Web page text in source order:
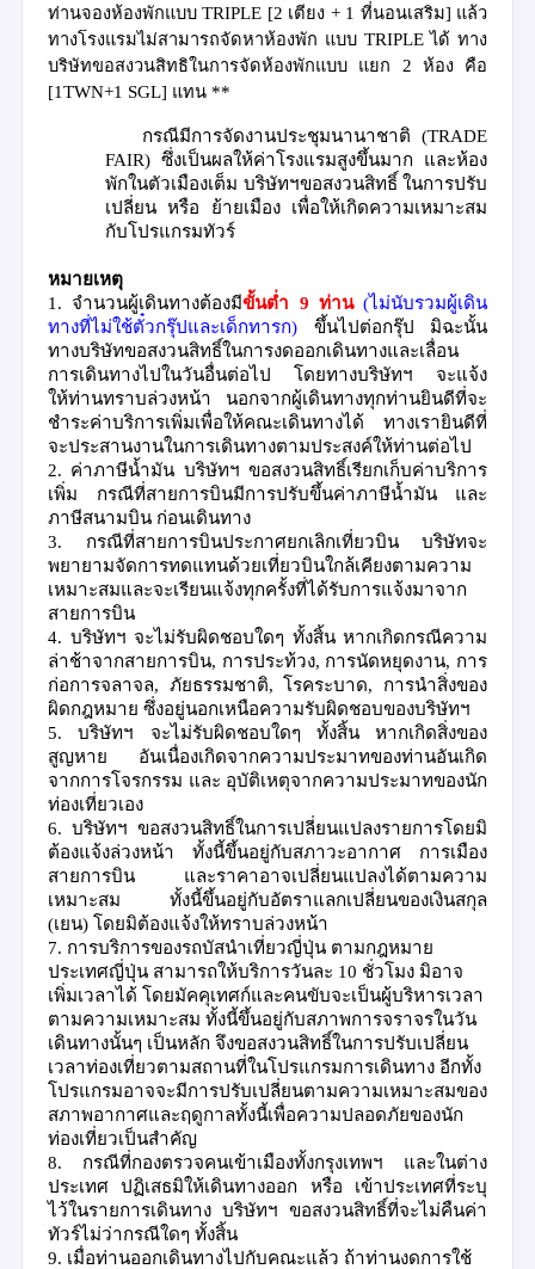
ท่านจองห้องพักแบบTRIPLE [2 เตียง + 1 ที่นอนเสริม] แล้ว
ทางโรงแรมไม่สามารถจัดหาห้องพัก แบบ TRIPLEได้ ทาง
บริษัทขอสงวนสิทธิในการจัดห้องพักแบบ แยก 2
ห้อง คือ
[1TWN+1 SGL] แทน **
กรณีมีการจัดงานประชุมนานาชาติ(TRADE
FAIR) ซึ่งเป็นผลให้ค่าโรงแรมสูงขึ้นมาก และห้อง
พักในตัวเมืองเต็ม บริษัทฯขอสงวนสิทธิ์ ในการปรับ
เปลี่ยน หรือ ย้ายเมือง เพื่อให้เกิดความเหมาะสม
กับโปรแกรมทัวร์
หมายเหตุ
1. จำนวนผู้เดินทางต้องมีขั้นต่ำ 9 ท่าน (ไม่นับรวมผู้เดิน
ทางที่ไม่ใช้ตั๋วกรุ๊ปและเด็กทารก)
ขึ้นไปต่อกรุ๊ป มิฉะนั้น
ทางบริษัทขอสงวนสิทธิ์ในการงดออกเดินทางและเลื่อน
การเดินทางไปในวันอื่นต่อไป โดยทางบริษัทฯ จะแจ้ง
ให้ท่านทราบล่วงหน้า นอกจากผู้เดินทางทุกท่านยินดีที่จะ
ชำระค่าบริการเพิ่มเพื่อให้คณะเดินทางได้ ทางเรายินดีที่
จะประสานงานในการเดินทางตามประสงค์ให้ท่านต่อไป
2. ค่าภาษีน้ำมัน บริษัทฯ ขอสงวนสิทธิ์เรียกเก็บค่าบริการ
เพิ่ม กรณีที่สายการบินมีการปรับขึ้นค่าภาษีน้ำมัน และ
ภาษีสนามบิน ก่อนเดินทาง
3. กรณีที่สายการบินประกาศยกเลิกเที่ยวบิน บริษัทจะ
พยายามจัดการทดแทนด้วยเที่ยวบินใกล้เคียงตามความ
เหมาะสมและจะเรียนแจ้งทุกครั้งที่ได้รับการแจ้งมาจาก
สายการบิน
4. บริษัทฯ จะไม่รับผิดชอบใดๆ ทั้งสิ้น หากเกิดกรณีความ
ล่าช้าจากสายการบิน, การประท้วง, การนัดหยุดงาน, การ
ก่อการจลาจล, ภัยธรรมชาติ,โรคระบาด, การนำสิ่งของ
ผิดกฎหมาย ซึ่งอยู่นอกเหนือความรับผิดชอบของบริษัทฯ
5.บริษัทฯ จะไม่รับผิดชอบใดๆ ทั้งสิ้น หากเกิดสิ่งของ
สูญหาย อันเนื่องเกิดจากความประมาทของท่านอันเกิด
จากการโจรกรรม และ อุบัติเหตุจากความประมาทของนัก
ท่องเที่ยวเอง
6. บริษัทฯ ขอสงวนสิทธิ์ในการเปลี่ยนแปลงรายการโดยมิ
ต้องแจ้งล่วงหน้า ทั้งนี้ขึ้นอยู่กับสภาวะอากาศ การเมือง
สายการบิน และราคาอาจเปลี่ยนแปลงได้ตามความ
เหมาะสม ทั้งนี้ขึ้นอยู่กับอัตราแลกเปลี่ยนของเงินสกุล
(เยน) โดยมิต้องแจ้งให้ทราบล่วงหน้า
7. การบริการของรถบัสนำเที่ยวญี่ปุ่น ตามกฎหมาย
ประเทศญี่ปุ่น สามารถให้บริการวันละ 10 ชั่วโมง มิอาจ
เพิ่มเวลาได้ โดยมัคคุเทศก์และคนขับจะเป็นผู้บริหารเวลา
ตามความเหมาะสม ทั้งนี้ขึ้นอยู่กับสภาพการจราจรในวัน
เดินทางนั้นๆ เป็นหลัก จึงขอสงวนสิทธิ์ในการปรับเปลี่ยน
เวลาท่องเที่ยวตามสถานที่ในโปรแกรมการเดินทาง อีกทั้ง
โปรแกรมอาจจะมีการปรับเปลี่ยนตามความเหมาะสมของ
สภาพอากาศและฤดูกาลทั้งนี้เพื่อความปลอดภัยของนัก
ท่องเที่ยวเป็นสำคัญ
8.
กรณีที่กองตรวจคนเข้าเมืองทั้งกรุงเทพฯ และในต่าง
ประเทศ ปฏิเสธมิให้เดินทางออก หรือ เข้าประเทศที่ระบุ
ไว้ในรายการเดินทาง บริษัทฯ ขอสงวนสิทธิ์ที่จะไม่คืนค่า
ทัวร์ไม่ว่ากรณีใดๆ ทั้งสิ้น
9. เมื่อท่านออกเดินทางไปกับคณะแล้ว ถ้าท่านงดการใช้